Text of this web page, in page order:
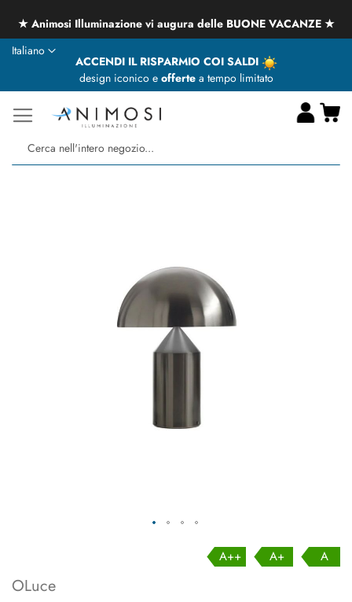
★ Animosi Illuminazione vi augura delle BUONE VACANZE ★
ACCENDI IL RISPARMIO COI SALDI
design iconico e offertea tempo limitato
Lingua
Italiano
A++ A+ A
OLuce